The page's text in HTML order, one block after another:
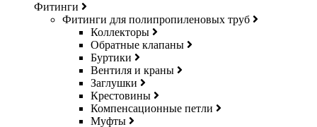
Фитинги
Фитинги для полипропиленовых труб
Коллекторы
Обратные клапаны
Буртики
Вентиля и краны
Заглушки
Крестовины
Компенсационные петли
Муфты